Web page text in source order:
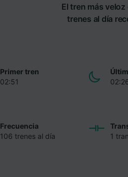
El tren más
trenes al día
Primer tren
02:51
Frecuencia
106 trenes al día
1